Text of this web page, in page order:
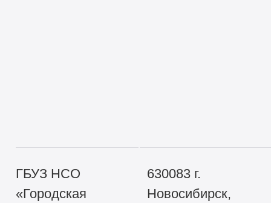
ГБУЗ НСО
«Городская
630083 г.
Новосибирск,